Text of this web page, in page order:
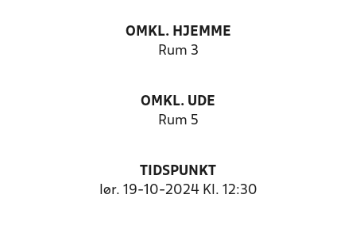
OMKL. HJEMME
Rum 3
OMKL. UDE
Rum 5
TIDSPUNKT
lør. 19-10-2024 Kl. 12:30